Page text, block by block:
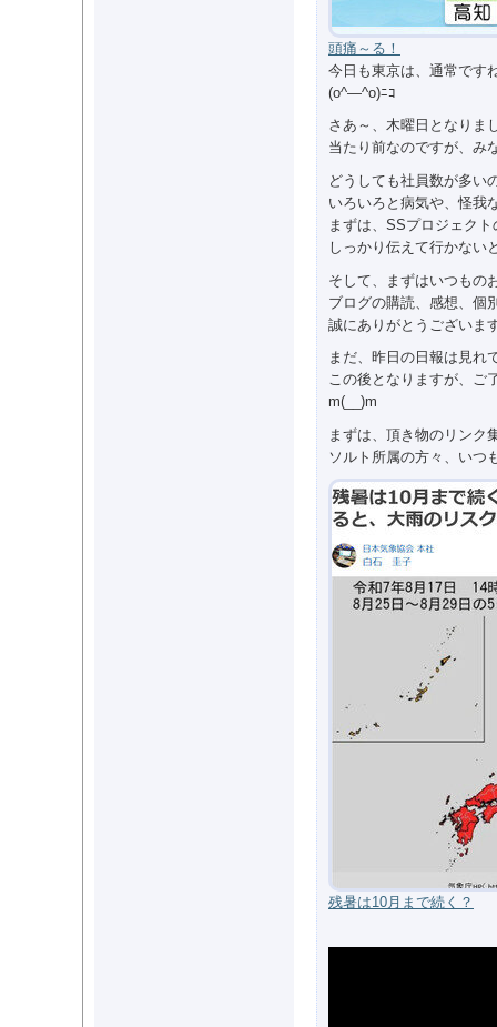
頭痛～る！
今日も東京は、通常です
(o^―^o)ﾆｺ
さあ～、木曜日となりま
当たり前なのですが、み
どうしても社員数が多い
いろいろと病気や、怪我
まずは、SSプロジェク
しっかり伝えて行かない
そして、まずはいつもの
ブログの購読、感想、個
誠にありがとうございま
まだ、昨日の日報は見れ
この後となりますが、ご
m(__)m
まずは、頂き物のリンク
ソルト所属の方々、いつ
残暑は10月まで続く？